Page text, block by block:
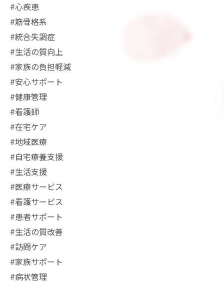
#心疾患
#筋骨格系
#統合失調症
#生活の質向上
#家族の負担軽減
#安心サポート
#健康管理
#看護師
#在宅ケア
#地域医療
#自宅療養支援
#生活支援
#医療サービス
#看護サービス
#患者サポート
#生活の質改善
#訪問ケア
#家族サポート
#病状管理